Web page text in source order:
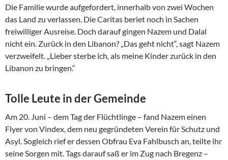
Die Familie wurde aufgefordert, innerhalb von zwei Wochen
das Land zu verlassen. Die Caritas beriet noch in Sachen
freiwilliger Ausreise. Doch darauf gingen Nazem und Dalal
nicht ein. Zurück in den Libanon? „Das geht nicht“, sagt Nazem
verzweifelt. „Lieber sterbe ich, als meine Kinder zurück in den
Libanon zu bringen.“
Tolle Leute in der Gemeinde
Am 20. Juni – dem Tag der Flüchtlinge – fand Nazem einen
Flyer von Vindex, dem neu gegründeten Verein für Schutz und
Asyl. Sogleich rief er dessen Obfrau Eva Fahlbusch an, teilte ihr
seine Sorgen mit. Tags darauf saß er im Zug nach Bregenz –